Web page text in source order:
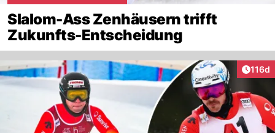
Slalom-Ass Zenhäusern trifft
Zukunfts-Entscheidung
116d